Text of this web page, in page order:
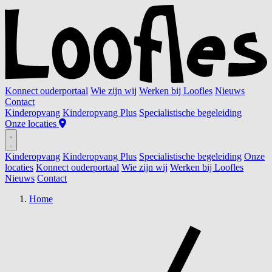
Konnect ouderportaal Wie zijn wij Werken bij Loofles Nieuws
Contact
Kinderopvang Kinderopvang Plus Specialistische begeleiding
Onze locaties
Kinderopvang Kinderopvang Plus Specialistische begeleiding Onze
locaties Konnect ouderportaal Wie zijn wij Werken bij Loofles
Nieuws Contact
Home